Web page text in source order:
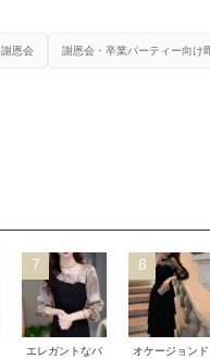
謝恩会 謝恩会・卒業パーティー向け
7
エレガントなバ
8
オケージョンド